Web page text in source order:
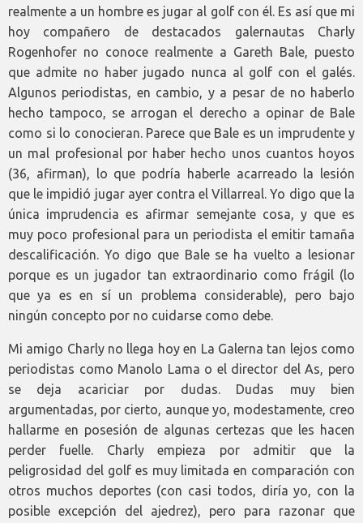
realmente a un hombre es jugar al golf con él. Es así que mi
hoy compañero de destacados galernautas Charly
Rogenhofer no conoce realmente a Gareth Bale, puesto
que admite no haber jugado nunca al golf con el galés.
Algunos periodistas, en cambio, y a pesar de no haberlo
hecho tampoco, se arrogan el derecho a opinar de Bale
como si lo conocieran. Parece que Bale es un imprudente y
un mal profesional por haber hecho unos cuantos hoyos
(36, afirman), lo que podría haberle acarreado la lesión
que le impidió jugar ayer contra el Villarreal. Yo digo que la
única imprudencia es afirmar semejante cosa, y que es
muy poco profesional para un periodista el emitir tamaña
descalificación. Yo digo que Bale se ha vuelto a lesionar
porque es un jugador tan extraordinario como frágil (lo
que ya es en sí un problema considerable), pero bajo
ningún concepto por no cuidarse como debe.
Mi amigo Charly no llega hoy en La Galerna tan lejos como
periodistas como Manolo Lama o el director del As, pero
se deja acariciar por dudas. Dudas muy bien
argumentadas, por cierto, aunque yo, modestamente, creo
hallarme en posesión de algunas certezas que les hacen
perder fuelle. Charly empieza por admitir que la
peligrosidad del golf es muy limitada en comparación con
otros muchos deportes (con casi todos, diría yo, con la
posible excepción del ajedrez), pero para razonar que